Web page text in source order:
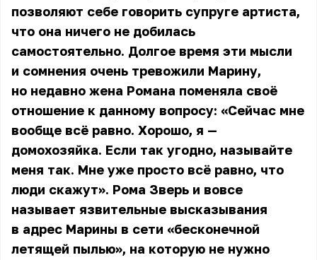
позволяют себе говорить супруге артиста,
что она ничего не добилась
самостоятельно. Долгое время эти мысли
и сомнения очень тревожили Марину,
но недавно жена Романа поменяла своё
отношение к данному вопросу: «Сейчас мне
вообще всё равно. Хорошо, я —
домохозяйка. Если так угодно, называйте
меня так. Мне уже просто всё равно, что
люди скажут». Рома Зверь и вовсе
называет язвительные высказывания
в адрес Марины в сети «бесконечной
летящей пылью», на которую не нужно